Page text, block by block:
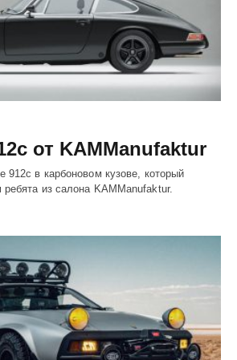
от KAMManufaktur
912c в карбоновом кузове, который
из салона KAMManufaktur.